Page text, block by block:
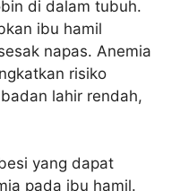
di dalam tubuh.
ibu hamil
napas. Anemia
risiko
lahir rendah,
yang dapat
pada ibu hamil.